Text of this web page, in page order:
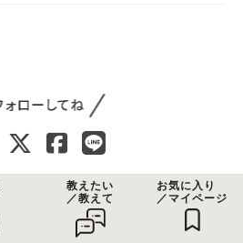
運営会社
教えたい
／教えて
お気に入り
／マイページ